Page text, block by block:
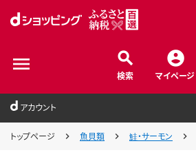
検索 マイページ
アカウント
トップページ 魚貝類 鮭・サーモン